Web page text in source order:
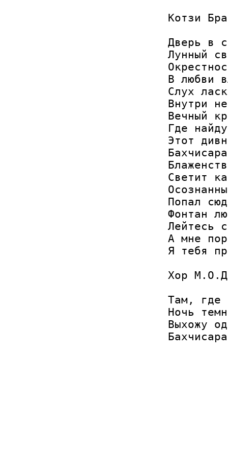
Котзи
Дверь в
Лунный
В любви
Слух
Внутри
Вечный
Где
Этот
Светит
Попал
Фонтан
Лейтесь
А мне
Я тебя
Хор
Там, где
Ночь
Выхожу